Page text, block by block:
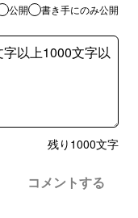
公開 書き手にのみ公開
残り 1000文字
コメントする